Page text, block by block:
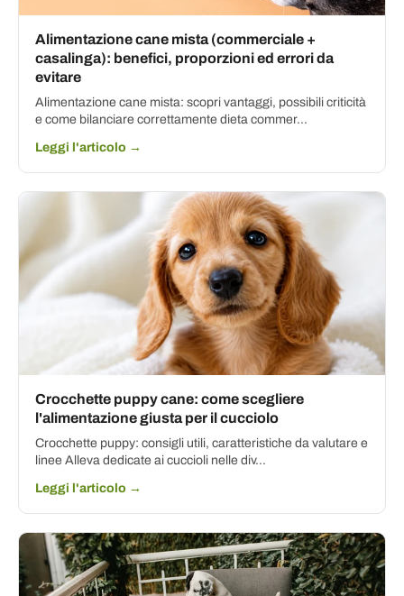
Alimentazione cane mista (commerciale +
casalinga): benefici, proporzioni ed errori da
evitare
Alimentazione cane mista: scopri vantaggi, possibili criticità
e come bilanciare correttamente dieta commer...
Leggi l'articolo →
Crocchette puppy cane: come scegliere
l'alimentazione giusta per il cucciolo
Crocchette puppy: consigli utili, caratteristiche da valutare e
linee Alleva dedicate ai cuccioli nelle div...
Leggi l'articolo →